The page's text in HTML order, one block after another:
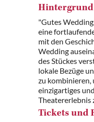
Hintergrund
"Gutes
eine
mit den
Wedding
des Stückes
lokale Bezüge
zu kombinieren,
einzigartiges
Theatererlebnis
Tickets und